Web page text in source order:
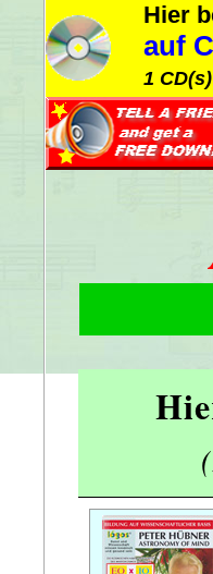
Hier
auf
1 CD(s)